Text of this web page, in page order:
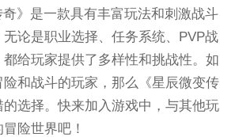
奇》是一款具有丰富玩法和刺激战斗
论是职业选择、任务系统、PVP战
给玩家提供了多样性和挑战性。如
和战斗的玩家，那么《星辰微变传
选择。快来加入游戏中，与其他玩
险世界吧！